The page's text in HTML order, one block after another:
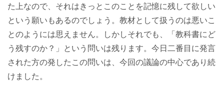
た上なので、それはきっとこのことを記憶に残して欲しい
という願いもあるのでしょう。教材として扱うのは悪いこ
とのようには思えません。しかしそれでも、「教科書にど
う残すのか？」という問いは残ります。今日二番目に発言
された方の発したこの問いは、今回の議論の中心であり続
けました。